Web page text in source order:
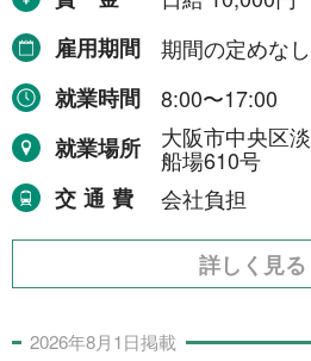
雇用期間
期間の定めなし
就業時間
8:00〜17:00
就業場所
大阪市中央区
船場610号
交通費
会社負担
詳しく見る
2026年8月1日掲載